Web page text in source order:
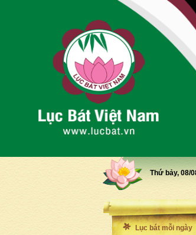
Thứ bảy, 08/
Lục bát mỗi ngày